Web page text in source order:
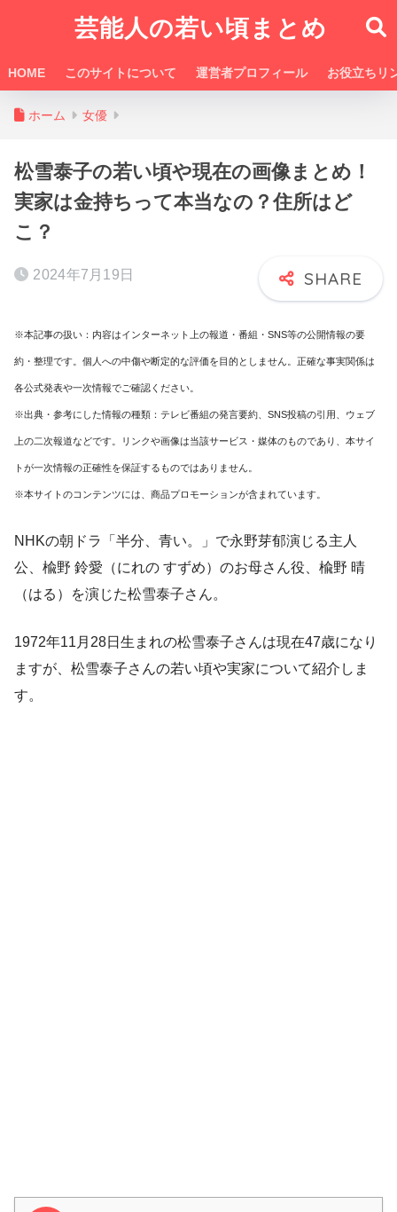
芸能人の若い頃まとめ
HOME このサイトについて 運営者プロフィール お役立ちリ
ホーム 女優
松雪泰子の若い頃や現在の画像まとめ！
実家は金持ちって本当なの？住所はど
こ？
2024年7月19日
※本記事の扱い：内容はインターネット上の報道・番組・SNS等の公開情報の要
約・整理です。個人への中傷や断定的な評価を目的としません。正確な事実関係は
各公式発表や一次情報でご確認ください。
※出典・参考にした情報の種類：テレビ番組の発言要約、SNS投稿の引用、ウェブ
上の二次報道などです。リンクや画像は当該サービス・媒体のものであり、本サイ
トが一次情報の正確性を保証するものではありません。
※本サイトのコンテンツには、商品プロモーションが含まれています。
NHKの朝ドラ「半分、青い。」で永野芽郁演じる主人
公、楡野 鈴愛（にれの すずめ）のお母さん役、楡野 晴
（はる）を演じた松雪泰子さん。
1972年11月28日生まれの松雪泰子さんは現在47歳になり
ますが、松雪泰子さんの若い頃や実家について紹介しま
す。